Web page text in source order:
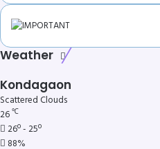
Weather
Kondagaon
Scattered Clouds
26 ℃
26º - 25º
88%